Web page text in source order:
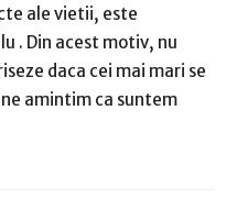
ale vietii, este
. Din acest motiv, nu
daca cei mai mari se
amintim ca suntem